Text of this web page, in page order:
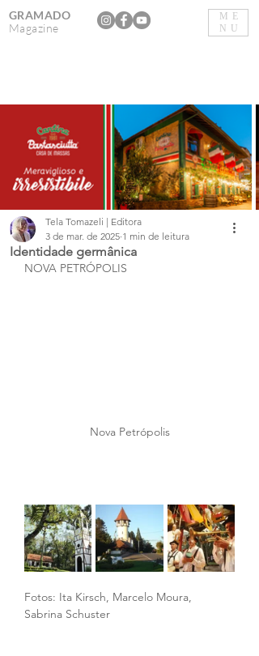
ME
NU
GRAMADO
Magazine
Identidade germânica
Tela Tomazeli | Editora
3 de mar. de 2025 1 min de leitura
NOVA PETRÓPOLIS
Nova Petrópolis
Fotos: Ita Kirsch, Marcelo Moura,
Sabrina Schuster